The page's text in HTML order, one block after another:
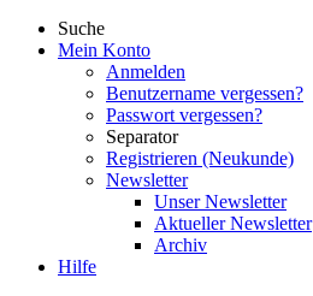
Suche
Mein Konto
Anmelden
Benutzername vergessen?
Passwort vergessen?
Separator
Registrieren (Neukunde)
Newsletter
Unser Newsletter
Aktueller Newsletter
Archiv
Hilfe